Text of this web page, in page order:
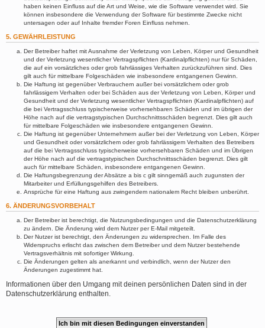
haben keinen Einfluss auf die Art und Weise, wie die Software verwendet wird. Sie
können insbesondere die Verwendung der Software für bestimmte Zwecke nicht
untersagen oder auf Inhalte fremder Foren Einfluss nehmen.
5. GEWÄHRLEISTUNG
Der Betreiber haftet mit Ausnahme der Verletzung von Leben, Körper und Gesundheit
und der Verletzung wesentlicher Vertragspflichten (Kardinalpflichten) nur für Schäden,
die auf ein vorsätzliches oder grob fahrlässiges Verhalten zurückzuführen sind. Dies
gilt auch für mittelbare Folgeschäden wie insbesondere entgangenen Gewinn.
Die Haftung ist gegenüber Verbrauchern außer bei vorsätzlichem oder grob
fahrlässigem Verhalten oder bei Schäden aus der Verletzung von Leben, Körper und
Gesundheit und der Verletzung wesentlicher Vertragspflichten (Kardinalpflichten) auf
die bei Vertragsschluss typischerweise vorhersehbaren Schäden und im übrigen der
Höhe nach auf die vertragstypischen Durchschnittsschäden begrenzt. Dies gilt auch
für mittelbare Folgeschäden wie insbesondere entgangenen Gewinn.
Die Haftung ist gegenüber Unternehmern außer bei der Verletzung von Leben, Körper
und Gesundheit oder vorsätzlichem oder grob fahrlässigem Verhalten des Betreibers
auf die bei Vertragsschluss typischerweise vorhersehbaren Schäden und im Übrigen
der Höhe nach auf die vertragstypischen Durchschnittsschäden begrenzt. Dies gilt
auch für mittelbare Schäden, insbesondere entgangenen Gewinn.
Die Haftungsbegrenzung der Absätze a bis c gilt sinngemäß auch zugunsten der
Mitarbeiter und Erfüllungsgehilfen des Betreibers.
Ansprüche für eine Haftung aus zwingendem nationalem Recht bleiben unberührt.
6. ÄNDERUNGSVORBEHALT
Der Betreiber ist berechtigt, die Nutzungsbedingungen und die Datenschutzerklärung
zu ändern. Die Änderung wird dem Nutzer per E-Mail mitgeteilt.
Der Nutzer ist berechtigt, den Änderungen zu widersprechen. Im Falle des
Widerspruchs erlischt das zwischen dem Betreiber und dem Nutzer bestehende
Vertragsverhältnis mit sofortiger Wirkung.
Die Änderungen gelten als anerkannt und verbindlich, wenn der Nutzer den
Änderungen zugestimmt hat.
Informationen über den Umgang mit deinen persönlichen Daten sind in der
Datenschutzerklärung enthalten.